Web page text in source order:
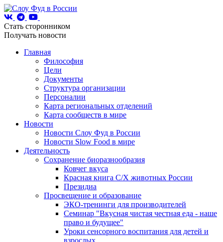
Стать сторонником
Получать новости
Главная
Философия
Цели
Документы
Структура организации
Персоналии
Карта региональных отделений
Карта сообществ в мире
Новости
Новости Слоу Фуд в России
Новости Slow Food в мире
Деятельность
Сохранение биоразнообразия
Ковчег вкуса
Красная книга С/Х животных России
Президиа
Просвещение и образование
ЭКО-тренинги для производителей
Семинар "Вкусная чистая честная еда - наше
право и будущее"
Уроки сенсорного воспитания для детей и
взрослых